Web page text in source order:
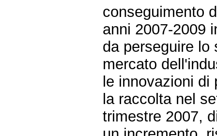
conseguimento
anni 2007-2009
da perseguire lo
mercato
le innovazioni
la raccolta nel
trimestre 2007,